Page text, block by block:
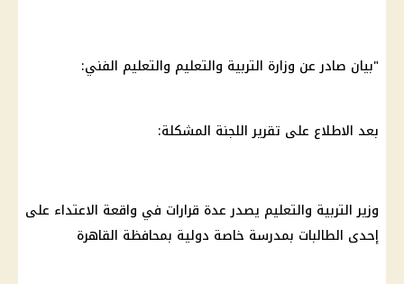
"بيان صادر عن وزارة التربية والتعليم والتعليم الفني:
بعد الاطلاع على تقرير اللجنة المشكلة:
وزير التربية والتعليم يصدر عدة قرارات في واقعة الاعتداء على
إحدى الطالبات بمدرسة خاصة دولية بمحافظة القاهرة